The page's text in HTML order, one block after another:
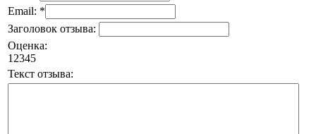
Email: *
Заголовок отзыва:
Оценка:
1 2345
Текст отзыва: